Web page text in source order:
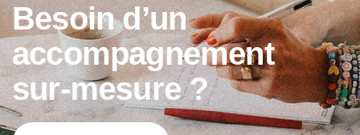
Besoin d’un
accompagnement
sur-mesure ?